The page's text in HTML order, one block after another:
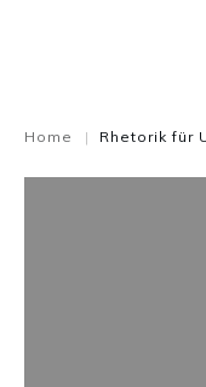
Home | Rhetorik für